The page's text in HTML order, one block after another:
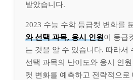
받았습니다.
2023 수능 수학 등급컷 변화를
와 선택 과목, 응시 인원이 등급
는 것을 알 수 있습니다. 따라서
선택 과목의 난이도와 응시 인
컷 변화를 예측하고 전략적으로